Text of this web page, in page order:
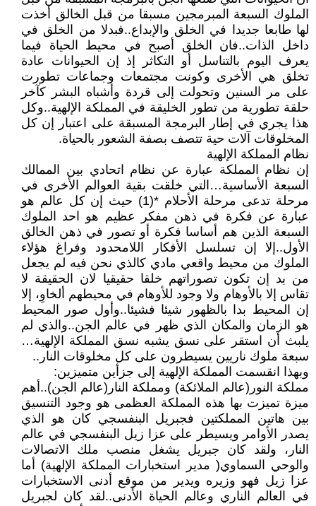
الملوك السبعة المبرمجين مسبقا من قبل الخالق أخذت
لها طابعا جديدا في الخلق والإبداع..فبدلا من الخلق في
داخل الذات..فان الخلق أصبح في محيط الحياة فيما
يعرف اليوم بالتناسل أو التكاثر إذ إن الحيوانات عادة
تخلق هي الأخرى وكونت مجتمعات وجماعات تطورت
على مر السنين وتحولت إلى قردة وأشباه البشر كآخر
حلقة تطورية من تطور الخليقة في المملكة الإلهية..وكل
هذا يجري في إطار البرمجة المسبقة على اعتبار إن كل
المخلوقات آلات حية تتصف بصفة الشعور بالحياة.
نظام المملكة الإلهية
إن نظام المملكة عبارة عن نظام اتحادي بين الممالك
السبعة الأساسية…التي خلقت بقية العوالم الأخرى في
مرحلة تدعى مرحلة الأحلام *(1) حيث إن كل عالم هو
عبارة عن فكرة في ذهن مفكر عظيم هو احد الملوك
السبعة الذين هم أساسا فكرة أو تصور في ذهن الخالق
الأول..إلا إن تسلسل الأفكار اللامحدود وفراغ هؤلاء
الملوك من محيط واقعي مادي كالذي نحن فيه لم يجعل
من بد إن تكون تصوراتهم خلقا حقيقيا لان الحقيقة لا
تقاس إلا بالأوهام ولا وجود للأوهام في محيطهم ألخاوِ، إلا
إن المحيط بدا بالظهور شيئا فشيئا..وأول صور المحيط
هو الزمان والمكان الذي ظهر في عالم الجن..والذي لم
يلبث أن استقر على نسق يشبه نسق المملكة الإلهية…
سبعة ملوك ناريين يسيطرون على كل مخلوقات النار..
وبهذا انقسمت المملكة الإلهية إلى جزأين متميزين:
مملكة النور(عالم الملائكة) ومملكة النار(عالم الجن)..أهم
ميزة تميزت بها هذه المملكة العظمى هو وجود التنسيق
بين هاتين المملكتين فجبريل البنفسجي كان هو الذي
يصدر الأوامر ويسيطر على عزا زيل البنفسجي في عالم
النار، ولقد كان جبريل يشغل منصب ملك الاتصالات
والوحي السماوي( مدير استخبارات المملكة الإلهية) أما
عزا زيل فهو وزيره ويدير من موقع أدنى الاستخبارات
في العالم الناري وعالم الحياة الأدنى..لقد كان لجبريل